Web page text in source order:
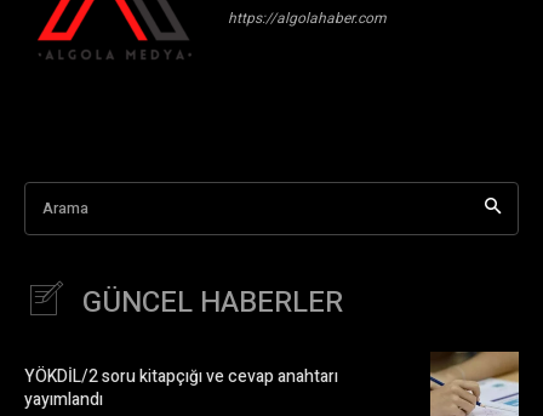
https://algolahaber.com
Arama
GÜNCEL HABERLER
YÖKDİL/2 soru kitapçığı ve cevap anahtarı
yayımlandı